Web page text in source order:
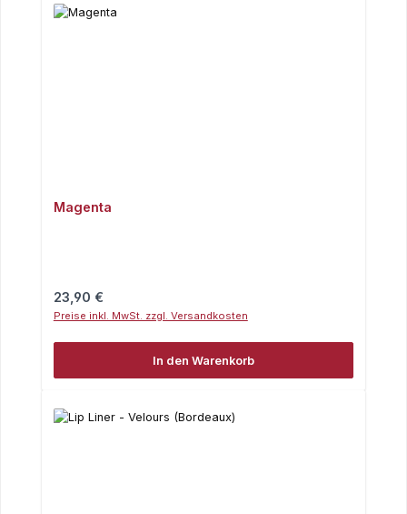
Magenta
Regulärer Preis:
23,90 €
Preise inkl. MwSt. zzgl. Versandkosten
In den Warenkorb